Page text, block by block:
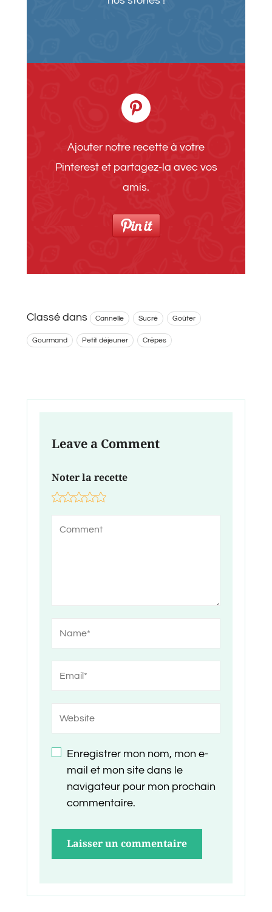
Ajouter notre recette à votre
Pinterest et partagez-la avec vos
amis.
Classé dans Cannelle Sucré Goûter
Gourmand Petit déjeuner Crêpes
Leave a Comment
Noter la recette
Enregistrer mon nom, mon e-
mail et mon site dans le
navigateur pour mon prochain
commentaire.